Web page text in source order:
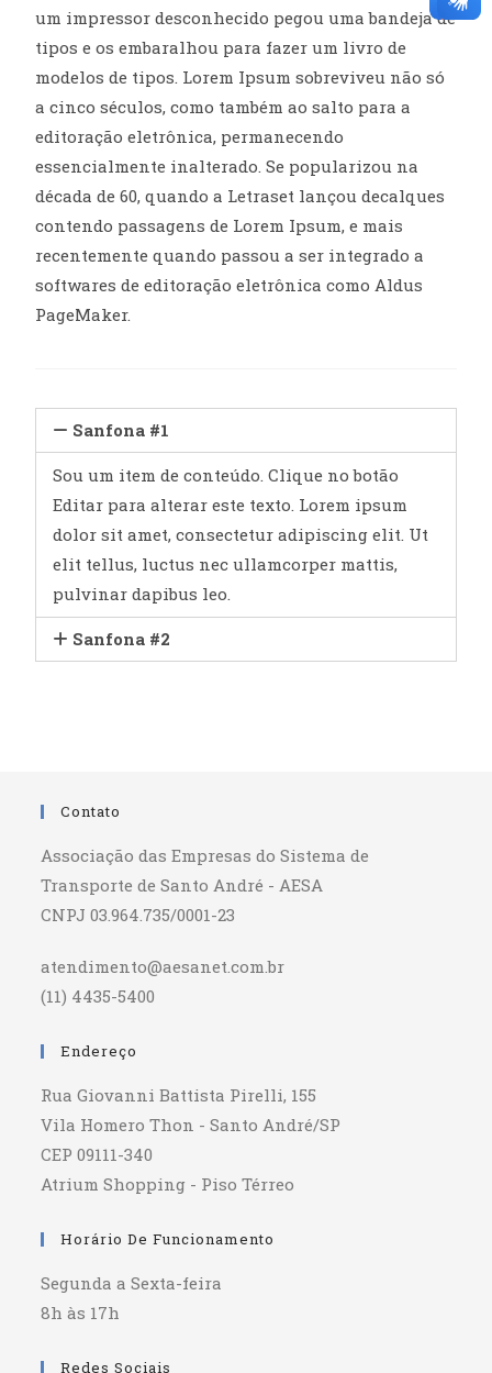
um impressor desconhecido pegou uma bandeja de
tipos e os embaralhou para fazer um livro de
modelos de tipos. Lorem Ipsum sobreviveu não só
a cinco séculos, como também ao salto para a
editoração eletrônica, permanecendo
essencialmente inalterado. Se popularizou na
década de 60, quando a Letraset lançou decalques
contendo passagens de Lorem Ipsum, e mais
recentemente quando passou a ser integrado a
softwares de editoração eletrônica como Aldus
PageMaker.
Sanfona #1
Sou um item de conteúdo. Clique no botão
Editar para alterar este texto. Lorem ipsum
dolor sit amet, consectetur adipiscing elit. Ut
elit tellus, luctus nec ullamcorper mattis,
pulvinar dapibus leo.
Sanfona #2
Contato
Associação das Empresas do Sistema de
Transporte de Santo André - AESA
CNPJ 03.964.735/0001-23
atendimento@aesanet.com.br
(11) 4435-5400
Endereço
Rua Giovanni Battista Pirelli, 155
Vila Homero Thon - Santo André/SP
CEP 09111-340
Atrium Shopping - Piso Térreo
Horário De Funcionamento
Segunda a Sexta-feira
8h às 17h
Redes Sociais